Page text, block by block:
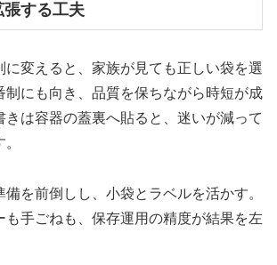
する工夫
に変えると、家族が見ても正しい袋を選
制にも向き、品質を保ちながら時短が成
きは容器の蓋裏へ貼ると、迷いが減って
を前倒しし、小袋とラベルを活かす。
も手ごねも、保存運用の精度が結果を左